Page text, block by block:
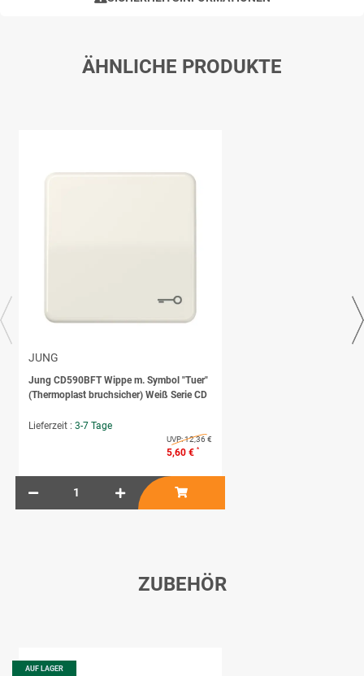
ÄHNLICHE PRODUKTE
JUNG
Jung CD590BFT Wippe m. Symbol "Tuer"
(Thermoplast bruchsicher) Weiß Serie CD
Lieferzeit : 3-7 Tage
UVP:12,36 €
5,60 € *
ZUBEHÖR
AUF LAGER